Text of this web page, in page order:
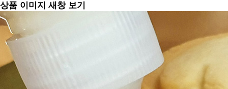
상품 이미지 새창 보기